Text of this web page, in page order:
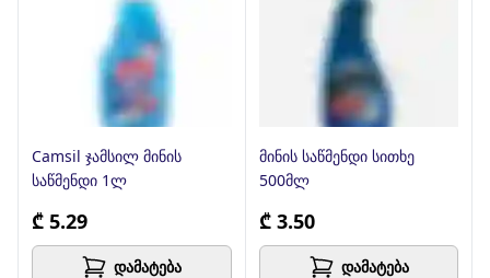
Camsil ჯამსილ მინის
საწმენდი 1ლ
₾ 5.29
დამატება
მინის საწმენდი სითხე
500მლ
₾ 3.50
დამატება